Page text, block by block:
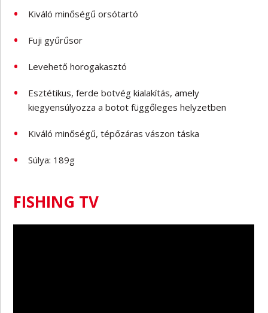
Kiváló minőségű orsótartó
Fuji gyűrűsor
Levehető horogakasztó
Esztétikus, ferde botvég kialakítás, amely
kiegyensúlyozza a botot függőleges helyzetben
Kiváló minőségű, tépőzáras vászon táska
Súlya: 189g
FISHING TV